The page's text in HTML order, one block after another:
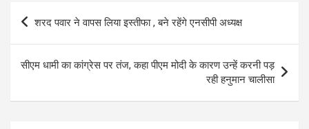
Post
शरद पवार ने वापस लिया इस्तीफा , बने रहेंगे एनसीपी अध्यक्ष
सीएम धामी का कांग्रेस पर तंज, कहा पीएम मोदी के कारण उन्हें करनी पड़
रही हनुमान चालीसा